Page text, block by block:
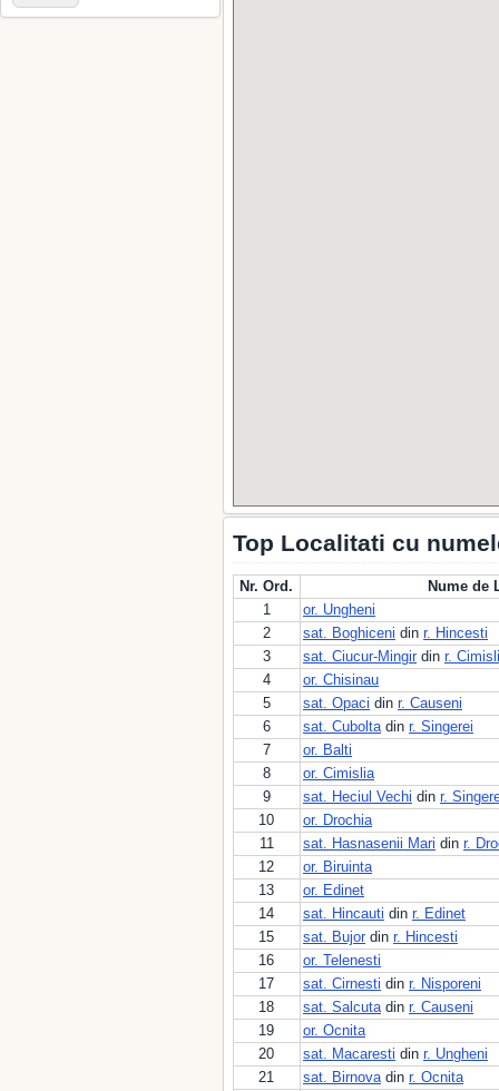
Top Localitati cu
Nr. Ord.
Nume de
1
or. Ungheni
2
sat. Boghiceni din r. Hincesti
3
sat. Ciucur-Mingir din r.
4
or. Chisinau
5
sat. Opaci din r. Causeni
6
sat. Cuboltadin r. Singerei
7
or. Balti
8
or. Cimislia
9
sat. Heciul Vechi din r.
10
or. Drochia
11
sat. Hasnasenii Mari din r.
12
or. Biruinta
13
or. Edinet
14
sat. Hincauti din r. Edinet
15
sat. Bujor din r. Hincesti
16
or. Telenesti
17
sat. Cirnesti din r. Nisporeni
18
sat. Salcutadin r. Causeni
19
or. Ocnita
20
sat. Macaresti din r. Ungheni
21
sat. Birnovadin r. Ocnita